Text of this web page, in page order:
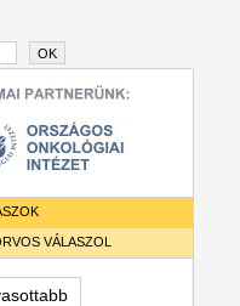
OK
VÁLASZOL